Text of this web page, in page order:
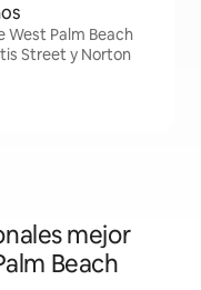
West Palm Beach
Street y Norton
mejor
Beach